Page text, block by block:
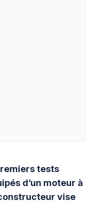
tests
d’un moteur à
vise